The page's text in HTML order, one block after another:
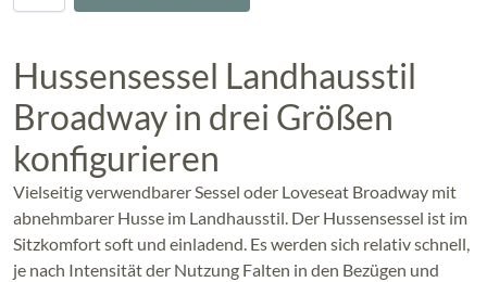
Hussensessel Landhausstil
Broadway in drei Größen
konfigurieren
Vielseitig verwendbarer Sessel oder Loveseat Broadway mit
abnehmbarer Husse im Landhausstil. Der Hussensessel ist im
Sitzkomfort soft und einladend. Es werden sich relativ schnell,
je nach Intensität der Nutzung Falten in den Bezügen und